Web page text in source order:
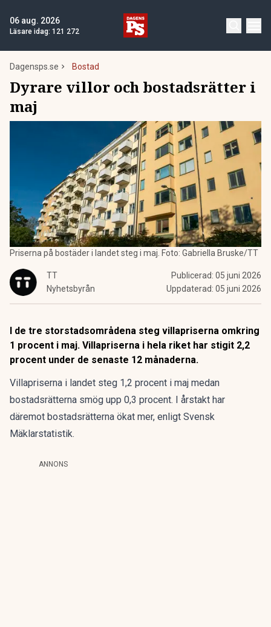
06 aug. 2026
Läsare idag: 121 272
Dagensps.se Bostad
Dyrare villor och bostadsrätter i
maj
Priserna på bostäder i landet steg i maj. Foto: Gabriella Bruske/TT
TT
Nyhetsbyrån
Publicerad: 05 juni 2026
Uppdaterad: 05 juni 2026
I de tre storstadsområdena steg villapriserna omkring
1 procent i maj. Villapriserna i hela riket har stigit 2,2
procent under de senaste 12 månaderna.
Villapriserna i landet steg 1,2 procent i maj medan
bostadsrätterna smög upp 0,3 procent. I årstakt har
däremot bostadsrätterna ökat mer, enligt Svensk
Mäklarstatistik.
ANNONS